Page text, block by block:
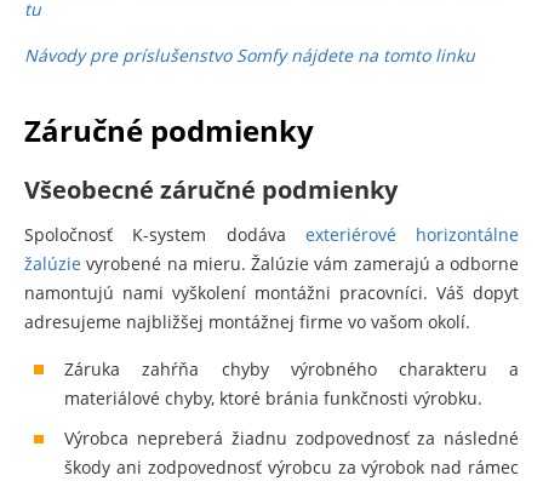
tu
Návody pre príslušenstvo Somfy nájdete na tomto linku
Záručné podmienky
Všeobecné záručné podmienky
Spoločnosť K-system dodáva exteriérové horizontálne
žalúzie vyrobené na mieru. Žalúzie vám zamerajú a odborne
namontujú nami vyškolení montážni pracovníci. Váš dopyt
adresujeme najbližšej montážnej firme vo vašom okolí.
Záruka zahŕňa chyby výrobného charakteru a
materiálové chyby, ktoré bránia funkčnosti výrobku.
Výrobca nepreberá žiadnu zodpovednosť za následné
škody ani zodpovednosť výrobcu za výrobok nad rámec